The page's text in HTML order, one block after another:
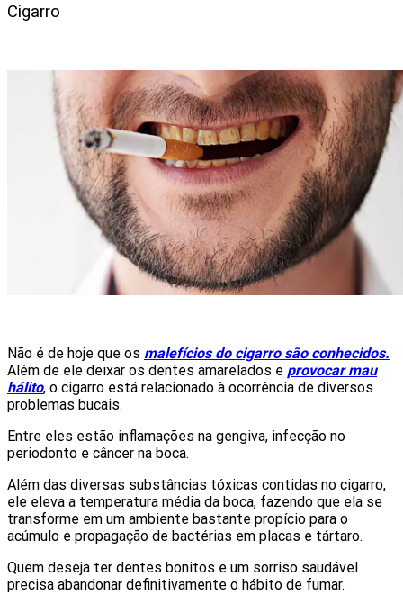
Cigarro
Não é de hoje que os malefícios do cigarro são conhecidos.
Além de ele deixar os dentes amarelados e provocar mau
hálito, o cigarro está relacionado à ocorrência de diversos
problemas bucais.
Entre eles estão inflamações na gengiva, infecção no
periodonto e câncer na boca.
Além das diversas substâncias tóxicas contidas no cigarro,
ele eleva a temperatura média da boca, fazendo que ela se
transforme em um ambiente bastante propício para o
acúmulo e propagação de bactérias em placas e tártaro.
Quem deseja ter dentes bonitos e um sorriso saudável
precisa abandonar definitivamente o hábito de fumar.